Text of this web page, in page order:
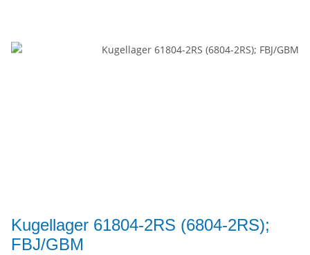
Kugellager 61804-2RS (6804-2RS);
FBJ/GBM